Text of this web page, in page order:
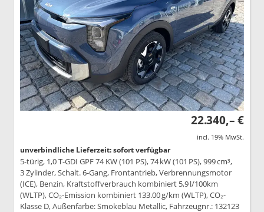
22.340,– €
incl. 19% MwSt.
unverbindliche Lieferzeit: sofort verfügbar
5-türig, 1,0 T-GDI GPF 74 KW (101 PS), 74 kW (101 PS), 999 cm³,
3 Zylinder, Schalt. 6-Gang, Frontantrieb, Verbrennungsmotor
(ICE), Benzin, Kraftstoffverbrauch kombiniert 5,9 l/100km
(WLTP), CO₂-Emission kombiniert 133.00 g/km (WLTP), CO₂-
Klasse D, Außenfarbe: Smokeblau Metallic, Fahrzeugnr.: 132123